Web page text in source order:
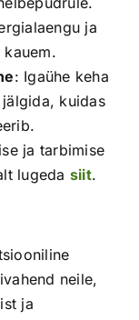
ja
: Igaühe keha
kuidas
ja tarbimise
lugeda siit.
neile,
ja